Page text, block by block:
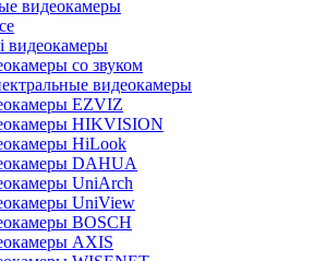
видеокамеры
видеокамеры
со звуком
видеокамеры
EZVIZ
HIKVISION
HiLook
DAHUA
UniArch
UniView
BOSCH
AXIS